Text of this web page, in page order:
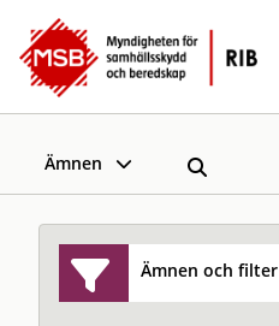
Ämnen
Ämnen och filter